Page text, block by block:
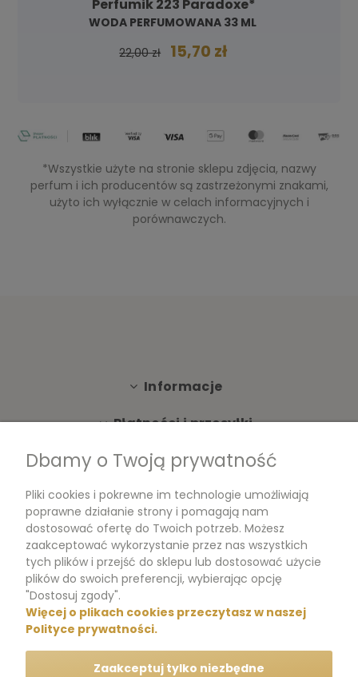
Perfumik 223 Paradoxe*
WODA PERFUMOWANA 33 ML
22,00 zł
15,70 zł
*Wszystkie użyte na stronie sklepu zdjęcia, nazwy
perfum i ich producentów są zastrzeżonymi znakami,
użyto ich wyłącznie w celach informacyjnych i
porównawczych.
Informacje
Płatności i przesyłki
Moje konto
Dokumenty
m.me/perfumikpl
+48 570 704 000
+48 570 704 444
Dbamy o Twoją prywatność
Pliki cookies i pokrewne im technologie umożliwiają
poprawne działanie strony i pomagają nam
dostosować ofertę do Twoich potrzeb. Możesz
zaakceptować wykorzystanie przez nas wszystkich
tych plików i przejść do sklepu lub dostosować użycie
plików do swoich preferencji, wybierając opcję
"Dostosuj zgody".
Więcej o plikach cookies przeczytasz w naszej
Polityce prywatności.
Zaakceptuj tylko niezbędne